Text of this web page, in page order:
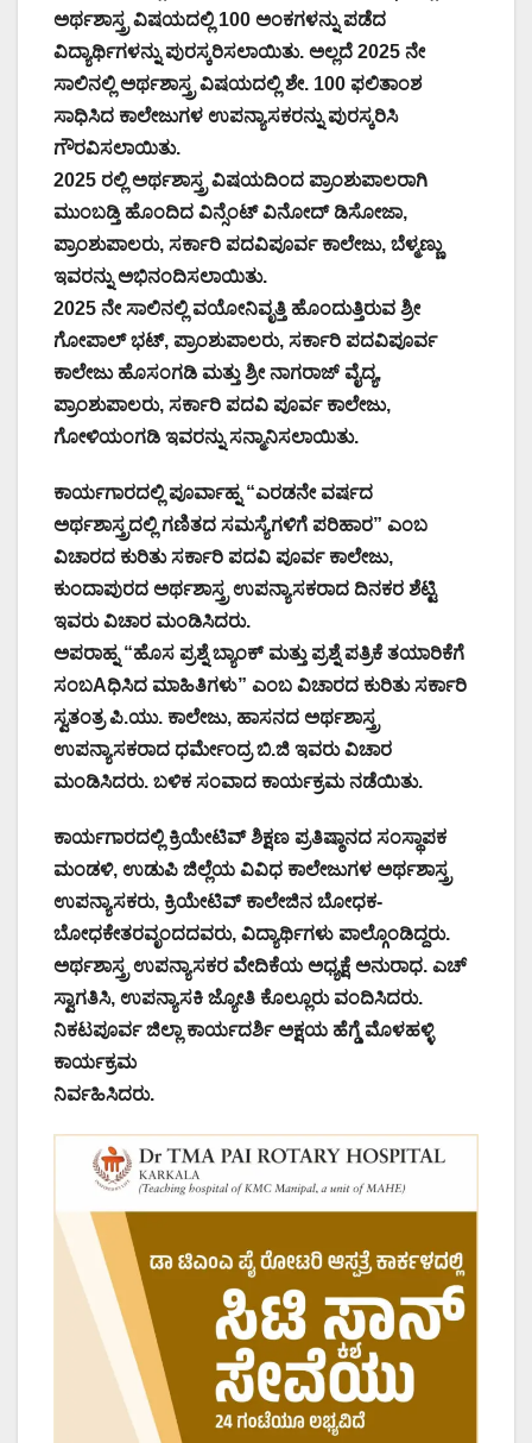
ಅರ್ಥಶಾಸ್ತ್ರ ವಿಷಯದಲ್ಲಿ 100 ಅಂಕಗಳನ್ನು ಪಡೆದ
ವಿದ್ಯಾರ್ಥಿಗಳನ್ನು ಪುರಸ್ಕರಿಸಲಾಯಿತು. ಅಲ್ಲದೆ 2025 ನೇ
ಸಾಲಿನಲ್ಲಿ ಅರ್ಥಶಾಸ್ತ್ರ ವಿಷಯದಲ್ಲಿ ಶೇ. 100 ಫಲಿತಾಂಶ
ಸಾಧಿಸಿದ ಕಾಲೇಜುಗಳ ಉಪನ್ಯಾಸಕರನ್ನು ಪುರಸ್ಕರಿಸಿ
ಗೌರವಿಸಲಾಯಿತು.
2025 ರಲ್ಲಿ ಅರ್ಥಶಾಸ್ತ್ರ ವಿಷಯದಿಂದ ಪ್ರಾಂಶುಪಾಲರಾಗಿ
ಮುಂಬಡ್ತಿ ಹೊಂದಿದ ವಿನ್ಸೆಂಟ್ ವಿನೋದ್ ಡಿಸೋಜಾ,
ಪ್ರಾಂಶುಪಾಲರು, ಸರ್ಕಾರಿ ಪದವಿಪೂರ್ವ ಕಾಲೇಜು, ಬೆಳ್ಮಣ್ಣು
ಇವರನ್ನು ಅಭಿನಂದಿಸಲಾಯಿತು.
2025 ನೇ ಸಾಲಿನಲ್ಲಿ ವಯೋನಿವೃತ್ತಿ ಹೊಂದುತ್ತಿರುವ ಶ್ರೀ
ಗೋಪಾಲ್ ಭಟ್, ಪ್ರಾಂಶುಪಾಲರು, ಸರ್ಕಾರಿ ಪದವಿಪೂರ್ವ
ಕಾಲೇಜು ಹೊಸಂಗಡಿ ಮತ್ತು ಶ್ರೀ ನಾಗರಾಜ್ ವೈದ್ಯ,
ಪ್ರಾಂಶುಪಾಲರು, ಸರ್ಕಾರಿ ಪದವಿ ಪೂರ್ವ ಕಾಲೇಜು,
ಗೋಳಿಯಂಗಡಿ ಇವರನ್ನು ಸನ್ಮಾನಿಸಲಾಯಿತು.
ಕಾರ್ಯಗಾರದಲ್ಲಿ ಪೂರ್ವಾಹ್ನ “ಎರಡನೇ ವರ್ಷದ
ಅರ್ಥಶಾಸ್ತ್ರದಲ್ಲಿ ಗಣಿತದ ಸಮಸ್ಯೆಗಳಿಗೆ ಪರಿಹಾರ” ಎಂಬ
ವಿಚಾರದ ಕುರಿತು ಸರ್ಕಾರಿ ಪದವಿ ಪೂರ್ವ ಕಾಲೇಜು,
ಕುಂದಾಪುರದ ಅರ್ಥಶಾಸ್ತ್ರ ಉಪನ್ಯಾಸಕರಾದ ದಿನಕರ ಶೆಟ್ಟಿ
ಇವರು ವಿಚಾರ ಮಂಡಿಸಿದರು.
ಅಪರಾಹ್ನ “ಹೊಸ ಪ್ರಶ್ನೆ ಬ್ಯಾಂಕ್ ಮತ್ತು ಪ್ರಶ್ನೆ ಪತ್ರಿಕೆ ತಯಾರಿಕೆಗೆ
ಸಂಬAಧಿಸಿದ ಮಾಹಿತಿಗಳು” ಎಂಬ ವಿಚಾರದ ಕುರಿತು ಸರ್ಕಾರಿ
ಸ್ವತಂತ್ರ ಪಿ.ಯು. ಕಾಲೇಜು, ಹಾಸನದ ಅರ್ಥಶಾಸ್ತ್ರ
ಉಪನ್ಯಾಸಕರಾದ ಧರ್ಮೇಂದ್ರ ಬಿ.ಜಿ ಇವರು ವಿಚಾರ
ಮಂಡಿಸಿದರು. ಬಳಿಕ ಸಂವಾದ ಕಾರ್ಯಕ್ರಮ ನಡೆಯಿತು.
ಕಾರ್ಯಗಾರದಲ್ಲಿ ಕ್ರಿಯೇಟಿವ್ ಶಿಕ್ಷಣ ಪ್ರತಿಷ್ಠಾನದ ಸಂಸ್ಥಾಪಕ
ಮಂಡಳಿ, ಉಡುಪಿ ಜಿಲ್ಲೆಯ ವಿವಿಧ ಕಾಲೇಜುಗಳ ಅರ್ಥಶಾಸ್ತ್ರ
ಉಪನ್ಯಾಸಕರು, ಕ್ರಿಯೇಟಿವ್ ಕಾಲೇಜಿನ ಬೋಧಕ-
ಬೋಧಕೇತರವೃಂದದವರು, ವಿದ್ಯಾರ್ಥಿಗಳು ಪಾಲ್ಗೊಂಡಿದ್ದರು.
ಅರ್ಥಶಾಸ್ತ್ರ ಉಪನ್ಯಾಸಕರ ವೇದಿಕೆಯ ಅಧ್ಯಕ್ಷೆ ಅನುರಾಧ. ಎಚ್
ಸ್ವಾಗತಿಸಿ, ಉಪನ್ಯಾಸಕಿ ಜ್ಯೋತಿ ಕೊಲ್ಲೂರು ವಂದಿಸಿದರು.
ನಿಕಟಪೂರ್ವ ಜಿಲ್ಲಾ ಕಾರ್ಯದರ್ಶಿ ಅಕ್ಷಯ ಹೆಗ್ಡೆ ಮೊಳಹಳ್ಳಿ
ಕಾರ್ಯಕ್ರಮ
ನಿರ್ವಹಿಸಿದರು.